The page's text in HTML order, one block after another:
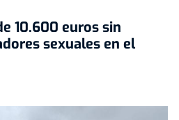
10.600 euros sin
sexuales en el